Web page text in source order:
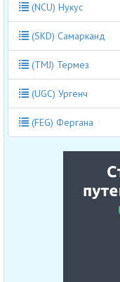
(NCU) Нукус
(SKD) Самарканд
(TMJ) Термез
(UGC) Ургенч
(FEG) Фергана